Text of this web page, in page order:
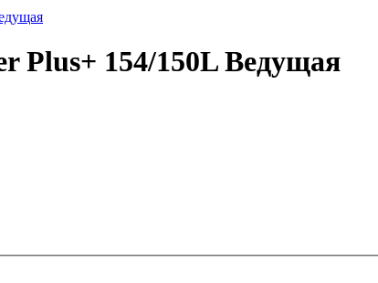
Plus+ 154/150L Ведущая